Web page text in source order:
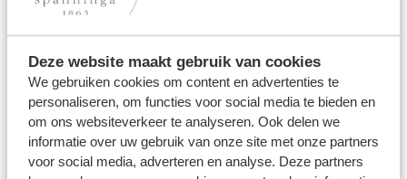
Deze website maakt gebruik van cookies
We gebruiken cookies om content en advertenties te
personaliseren, om functies voor social media te bieden en
om ons websiteverkeer te analyseren. Ook delen we
informatie over uw gebruik van onze site met onze partners
voor social media, adverteren en analyse. Deze partners
Trouwringen
Memoireringen
Verlovingsringen
Vriendschapsringen
Over ons
Aller Spanninga